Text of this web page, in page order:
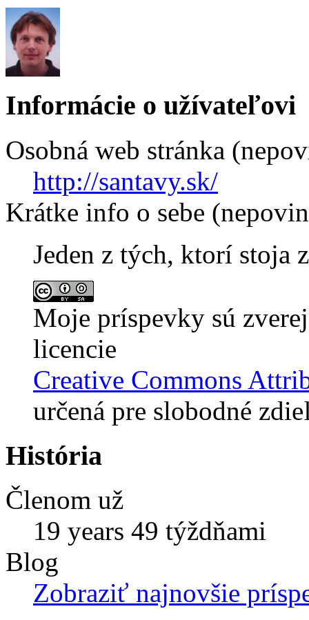
Informácie o užívateľovi
Osobná web stránka
http://santavy.sk/
Krátke info o sebe
Jeden z tých, ktorí stoja
Moje príspevky sú
licencie
Creative Commons
určená pre slobodné
História
Členom už
19 years 49 týždňami
Blog
Zobraziť najnovšie